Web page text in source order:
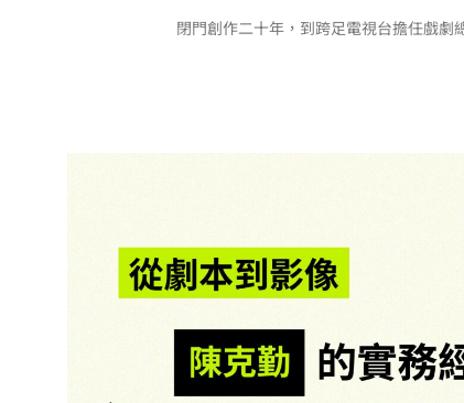
閉門創作二十年，到跨足電視台擔任戲劇